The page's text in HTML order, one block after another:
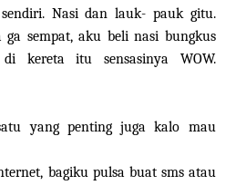
Nasi dan lauk- pauk gitu.
sempat, aku beli nasi bungkus
kereta itu sensasinya WOW.
yang penting juga kalo mau
bagiku pulsa buat sms atau